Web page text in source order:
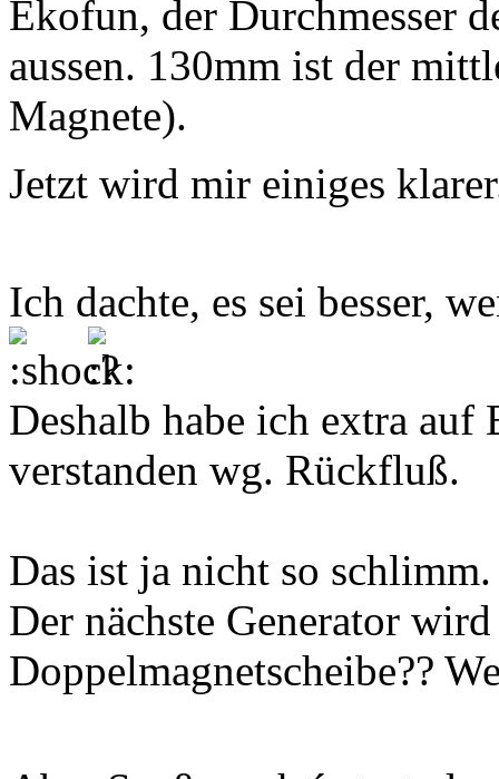
Ekofun, der Durchmesser
aussen. 130mm ist der
Magnete).
Jetzt wird mir einiges
Ich dachte, es sei besser,
Deshalb habe ich extra
verstanden wg. Rückfluß.
Das ist ja nicht so
Der nächste Generator
Doppelmagnetscheibe??